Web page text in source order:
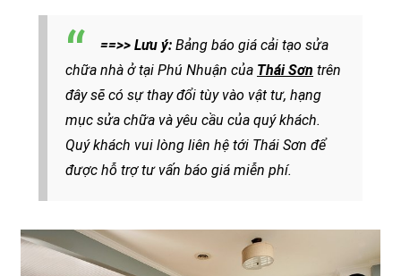
==>> Lưu ý: Bảng báo giá cải tạo sửa
chữa nhà ở tại Phú Nhuận của Thái Sơn trên
đây sẽ có sự thay đổi tùy vào vật tư, hạng
mục sửa chữa và yêu cầu của quý khách.
Quý khách vui lòng liên hệ tới Thái Sơn để
được hỗ trợ tư vấn báo giá miễn phí.